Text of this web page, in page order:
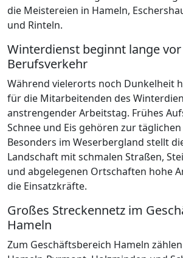
die Meistereien in Hameln,
und Rinteln.
Winterdienst beginnt lange
Berufsverkehr
Während vielerorts noch Dunkelheit
für die Mitarbeitenden des
anstrengender Arbeitstag. Frühes
Schnee und Eis gehören zur
Besonders im Weserbergland stellt
Landschaft mit schmalen Straßen,
und abgelegenen Ortschaften hohe
die Einsatzkräfte.
Großes Streckennetz im
Hameln
Zum Geschäftsbereich Hameln